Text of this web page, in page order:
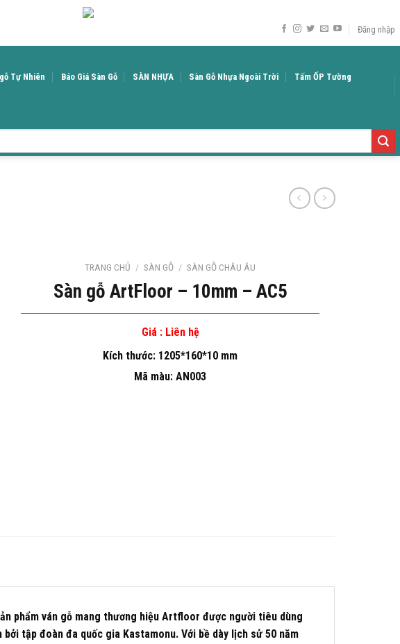
Đăng nhập
Tự Nhiên Báo Giá Sàn Gỗ SÀN NHỰA Sàn Gỗ Nhựa Ngoài Trời
Tấm ỐP Tường
TRANG CHỦ / SÀN GỖ / SÀN GỖ CHÂU ÂU
Sàn gỗ ArtFloor – 10mm – AC5
Giá : Liên hệ
Kích thước: 1205*160*10 mm
Mã màu: AN003
phẩm ván gỗ mang thương hiệu Artfloor được người tiêu dùng
tập đoàn đa quốc gia Kastamonu. Với bề dày lịch sử 50 năm